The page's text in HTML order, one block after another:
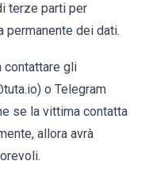
terze parti per
permanente dei dati.
contattare gli
o Telegram
se la vittima contatta
allora avrà